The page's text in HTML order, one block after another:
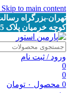
Skip to main content
تهران-بزرگراه
کوچه خرمیان پلاک 205-پارمین استور
ورود / ثبت نام
0
0
0 محصول ۰ تومان